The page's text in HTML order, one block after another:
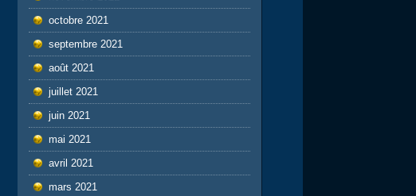
octobre 2021
septembre 2021
août 2021
juillet 2021
juin 2021
mai 2021
avril 2021
mars 2021